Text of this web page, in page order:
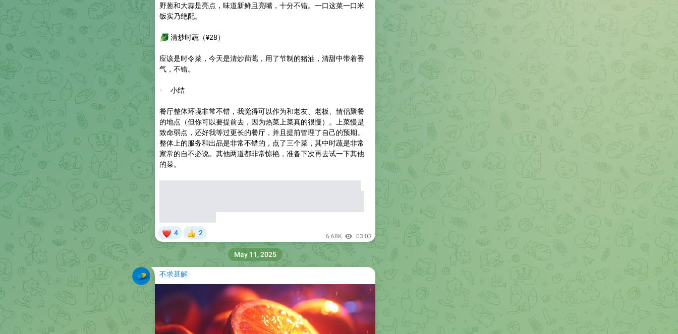
野葱和大蒜是亮点，味道新鲜且亮嘴，十分不错。一口这菜一口米
饭实乃绝配。
🥬清炒时蔬（¥28）
应该是时令菜，今天是清炒茼蒿，用了节制的猪油，清甜中带着香
气，不错。
💬
小结
餐厅整体环境非常不错，我觉得可以作为和老友、老板、情侣聚餐
的地点（但你可以要提前去，因为热菜上菜真的很慢）。上菜慢是
致命弱点，还好我等过更长的餐厅，并且提前管理了自己的预期。
整体上的服务和出品是非常不错的，点了三个菜，其中时蔬是非常
家常的自不必说。其他两道都非常惊艳，准备下次再去试一下其他
的菜。
⚠️
❤
4
👍
2 6.68K 03:03
不求甚解
May 11, 2025